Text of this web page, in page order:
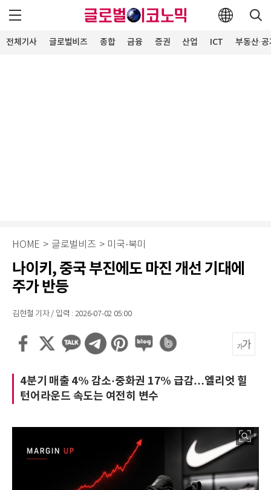
전체기사 글로벌비즈 종합 금융 증권 산업 ICT 부동산·
HOME > 글로벌비즈 > 미국·북미
나이키, 중국 부진에도 마진 개선 기대에
주가 반등
김현철 기자 / 입력 : 2026-07-02 05:00
4분기 매출 4% 감소·중화권 17% 급감…엘리엇 힐
턴어라운드 속도는 여전히 변수